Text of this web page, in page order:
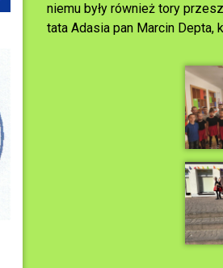
niemu były również tory
tata Adasia pan Marcin Depta,